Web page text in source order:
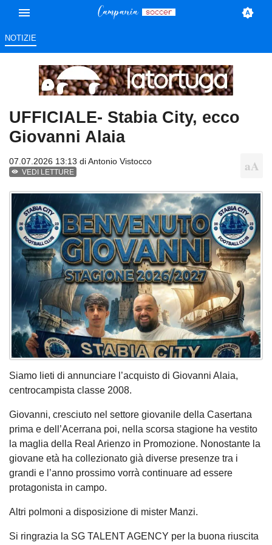
NOTIZIE
UFFICIALE- Stabia City, ecco
Giovanni Alaia
07.07.2026 13:13 diAntonio Vistocco
VEDI LETTURE
Siamo lieti di annunciare l’acquisto di Giovanni Alaia,
centrocampista classe 2008.
Giovanni, cresciuto nel settore giovanile della Casertana
prima e dell’Acerrana poi, nella scorsa stagione ha vestito
la maglia della Real Arienzo in Promozione. Nonostante la
giovane età ha collezionato già diverse presenze tra i
grandi e l’anno prossimo vorrà continuare ad essere
protagonista in campo.
Altri polmoni a disposizione di mister Manzi.
Si ringrazia la SG TALENT AGENCY per la buona riuscita